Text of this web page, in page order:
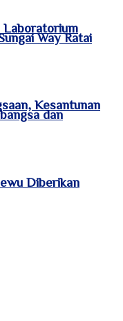
Laboratorium
Way Ratai
Kesantunan
dan
Diberikan